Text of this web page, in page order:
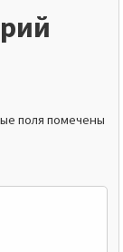
поля помечены